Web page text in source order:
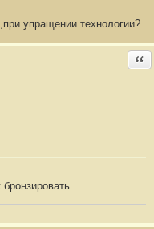
упращении технологии?